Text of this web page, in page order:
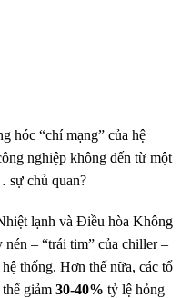
hóc “chí mạng” của hệ
nghiệp không đến từ một
sự chủ quan?
lạnh và Điều hòa Không
nén – “trái tim” của chiller –
thống. Hơn thế nữa, các tổ
giảm 30-40% tỷ lệ hỏng